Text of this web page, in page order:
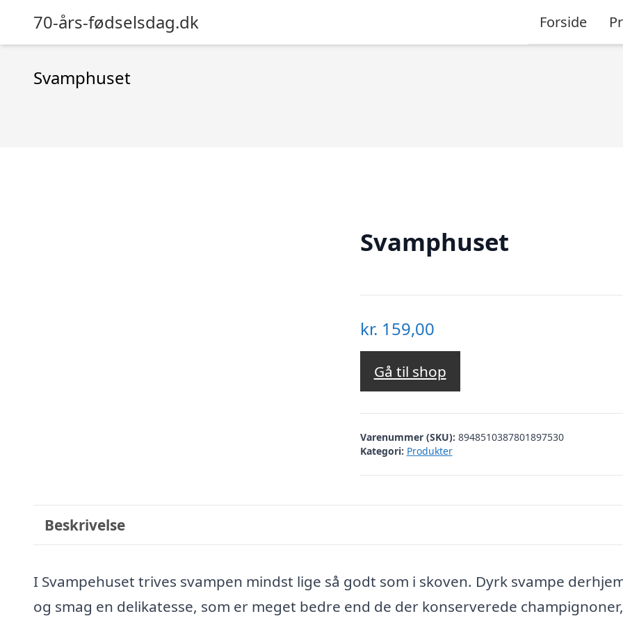
70-års-fødselsdag.dk Forside
Svamphuset
Svamphuset
kr. 159,00
Gå til shop
Varenummer (SKU): 8948510387801897530
Kategori: Produkter
Beskrivelse
I Svampehuset trives svampen mindst lige så godt som i skoven. Dyrk svampe
og smag en delikatesse, som er meget bedre end de der konserverede